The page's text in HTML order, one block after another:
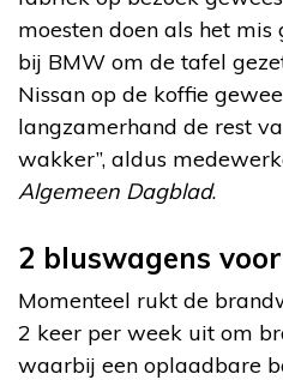
moesten doen als het
bij BMW om de tafel
Nissan op de koffie
langzamerhand de rest
wakker”, aldus
Algemeen Dagblad.
2 bluswagens
Momenteel rukt de
2 keer per week uit om
waarbij een oplaadbare